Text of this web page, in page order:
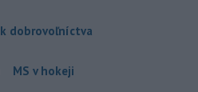
dobrovoľníctva
MS v hokeji